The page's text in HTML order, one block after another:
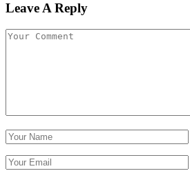
Leave A Reply